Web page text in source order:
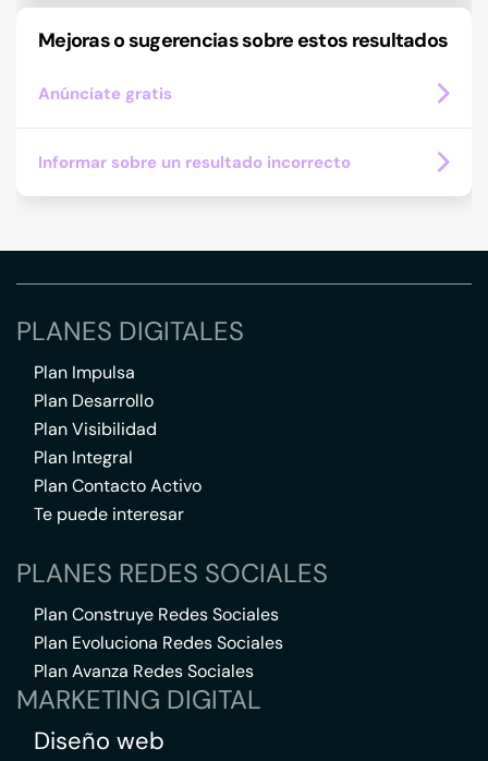
Mejoras o sugerencias sobre estos resultados
Anúnciate gratis
Informar sobre un resultado incorrecto
PLANES DIGITALES
Plan Impulsa
Plan Desarrollo
Plan Visibilidad
Plan Integral
Plan Contacto Activo
Te puede interesar
PLANES REDES SOCIALES
Plan Construye Redes Sociales
Plan Evoluciona Redes Sociales
Plan Avanza Redes Sociales
MARKETING DIGITAL
Diseño web